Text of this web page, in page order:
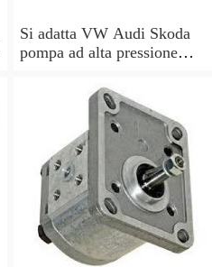
Si adatta VW Audi Skoda
pompa ad alta pressione
06D109309C